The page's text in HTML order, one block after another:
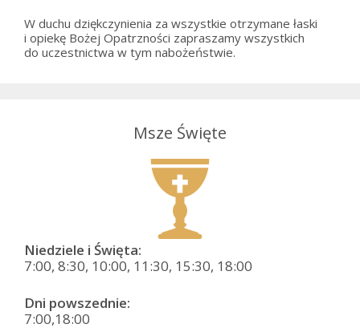
W duchu dziękczynienia za wszystkie otrzymane łaski
i opiekę Bożej Opatrzności zapraszamy wszystkich
do uczestnictwa w tym nabożeństwie.
Msze Święte
Niedziele i Święta:
7:00, 8:30, 10:00, 11:30, 15:30, 18:00
Dni powszednie:
7:00,18:00